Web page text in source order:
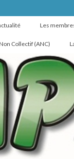
Les
Collectif (ANC)